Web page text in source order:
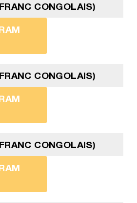
CONGOLAIS)
CONGOLAIS)
CONGOLAIS)